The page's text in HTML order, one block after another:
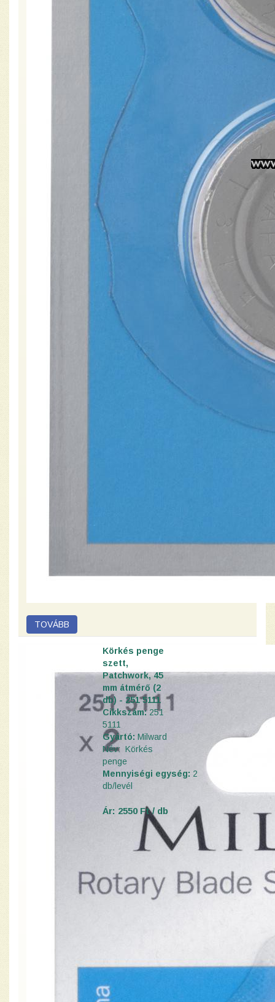
Körkés penge
szett,
Patchwork, 45
mm átmérő (2
db) - 251 5111
Cikkszám: 251
5111
Gyártó: Milward
Név: Körkés
penge
Mennyiségi egység: 2
d b/levél
Ár: 2550 Ft / db